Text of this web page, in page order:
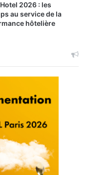
2026 : les
au service de la
hôtelière